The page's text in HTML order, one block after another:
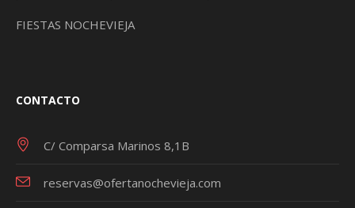
FIESTAS NOCHEVIEJA
CONTACTO
C/ Comparsa Marinos 8,1B
reservas@ofertanochevieja.com